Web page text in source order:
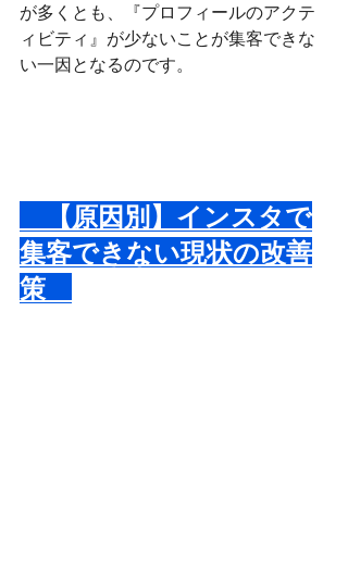
が多くとも、『プロフィールのアクテ
ィビティ』が少ないことが集客できな
い一因となるのです。
【原因別】インスタで
集客できない現状の改善
策